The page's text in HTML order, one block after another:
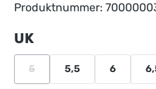
Produktnummer:
UKauswählen
5
(Diese Option ist zurzeit
5,5 6